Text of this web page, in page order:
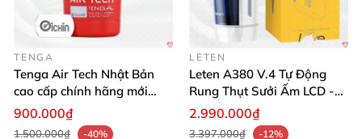
TENGA
Tenga Air Tech Nhật Bản
cao cấp chính hãng mới
seal giá tốt
900.000₫
1.500.000₫
-40%
LETEN
Leten A380 V.4 Tự Động
Rung Thụt Sưởi Ấm LCD -
Mua Ngay
2.990.000₫
3.397.000₫
-12%